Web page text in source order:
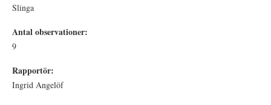
Slinga
Antal observationer:
9
Rapportör:
Ingrid Angelöf